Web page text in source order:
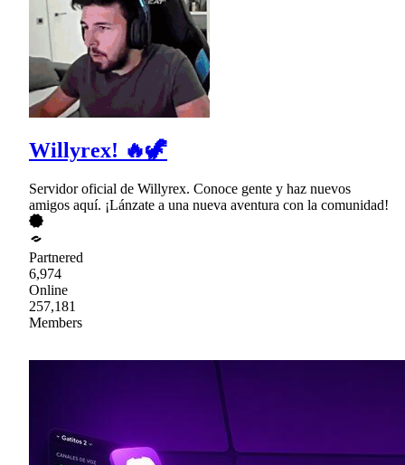
Willyrex! 🔥🦖
Servidor oficial de Willyrex. Conoce gente y haz nuevos
amigos aquí. ¡Lánzate a una nueva aventura con la comunidad!
Partnered
6,974
Online
257,181
Members